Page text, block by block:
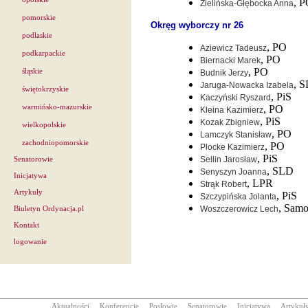
pomorskie
podlaskie
podkarpackie
śląskie
świętokrzyskie
warmińsko-mazurskie
wielkopolskie
zachodniopomorskie
Senatorowie
Inicjatywa
Artykuły
Biuletyn Ordynacja.pl
Kontakt
logowanie
Zielińska-Głębocka Anna,
Okręg wyborczy nr 26
Aziewicz Tadeusz, PO
Biernacki Marek, PO
Budnik Jerzy, PO
Jaruga-Nowacka Izabela,
Kaczyński Ryszard , PiS
Kleina Kazimierz, PO
Kozak Zbigniew, PiS
Lamczyk Stanisław, PO
Plocke Kazimierz, PO
Sellin Jarosław, PiS
Senyszyn Joanna, SLD
Strąk Robert, LPR
Szczypińska Jolanta, PiS
Woszczerowicz Lech,
Aktualności Konferencje Posłowie Senatorowie Inicjatywa Artykuły